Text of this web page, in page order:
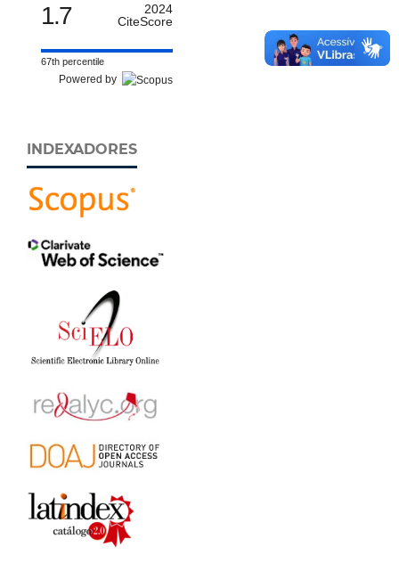
1.7
2024
CiteScore
67th percentile
Powered by
INDEXADORES